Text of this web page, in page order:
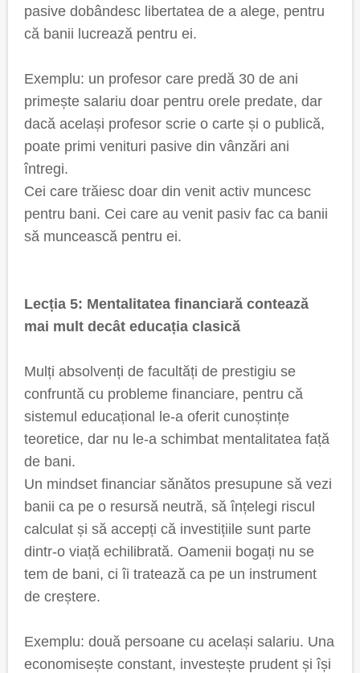
pasive dobândesc libertatea de a alege, pentru
că banii lucrează pentru ei.
Exemplu: un profesor care predă 30 de ani
primește salariu doar pentru orele predate, dar
dacă același profesor scrie o carte și o publică,
poate primi venituri pasive din vânzări ani
întregi.
Cei care trăiesc doar din venit activ muncesc
pentru bani. Cei care au venit pasiv fac ca banii
să muncească pentru ei.
Lecția 5: Mentalitatea financiară contează
mai mult decât educația clasică
Mulți absolvenți de facultăți de prestigiu se
confruntă cu probleme financiare, pentru că
sistemul educațional le-a oferit cunoștințe
teoretice, dar nu le-a schimbat mentalitatea față
de bani.
Un mindset financiar sănătos presupune să vezi
banii ca pe o resursă neutră, să înțelegi riscul
calculat și să accepți că investițiile sunt parte
dintr-o viață echilibrată. Oamenii bogați nu se
tem de bani, ci îi tratează ca pe un instrument
de creștere.
Exemplu: două persoane cu același salariu. Una
economisește constant, investește prudent și își